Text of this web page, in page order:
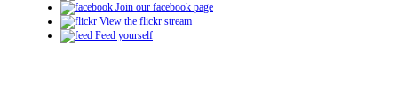
Join our facebook page
View the flickr stream
Feed yourself